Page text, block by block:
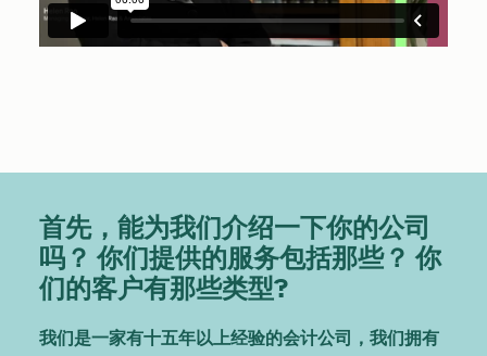
首先，能为我们介绍一下你的公司
吗？ 你们提供的服务包括那些？ 你
们的客户有那些类型?
我们是一家有十五年以上经验的会计公司，我们拥有